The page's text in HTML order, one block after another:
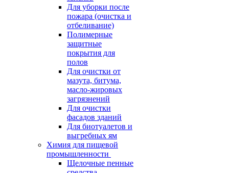
Для уборки после
пожара (очистка и
отбеливание)
Полимерные
защитные
покрытия для
полов
Для очистки от
мазута, битума,
масло-жировых
загрязнений
Для очистки
фасадов зданий
Для биотуалетов и
выгребных ям
Химия для пищевой
промышленности
Щелочные пенные